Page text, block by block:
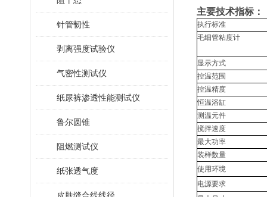
针管韧性
剥离强度试验仪
气密性测试仪
纸尿裤渗透性能测试仪
鲁尔圆锥
阻燃测试仪
纸张透气度
主要技术指标 ：
执行标准
毛细管粘度计
显示方式
控温范围
控温精度
恒温浴缸
测温元件
搅拌速度
最大功率
装样数量
使用环境
电源要求